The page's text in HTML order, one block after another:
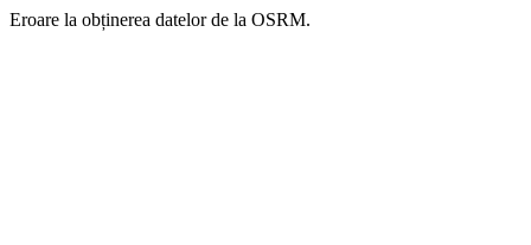
Eroare la obținerea datelor de la OSRM.